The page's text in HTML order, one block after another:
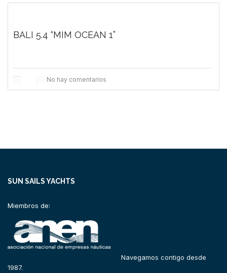
BALI 5.4 “MIM OCEAN 1”
No hay comentarios
SUN SAILS YACHTS
Miembros de:
Navegamos contigo desde
1987.